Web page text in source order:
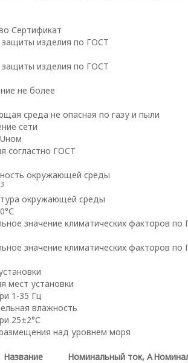
Сертификат
защиты изделия по ГОСТ
защиты изделия по ГОСТ
не более
среда не опасная по газу и пыли
сети
согластно ГОСТ
окружающей среды
3
окружающей среды
значение климатических факторов по
значение климатических факторов по
мест установки
1-35 Гц
влажность
25±2°С
над уровнем моря
Название Номинальный ток, А